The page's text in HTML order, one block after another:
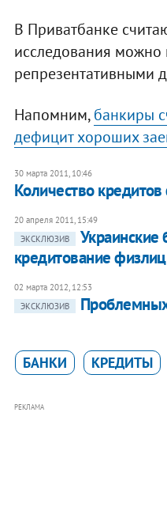
В Приватбанке
исследования можно
репрезентативными
Напомним,банкиры
дефицит хороших
30 марта 2011, 10:46
Количество
20 апреля 2011, 15:49
ЭКСКЛЮЗИВ
Украинские
кредитование физлиц
02 марта 2012, 12:53
ЭКСКЛЮЗИВ
БАНКИ КРЕДИТЫ
РЕКЛАМА